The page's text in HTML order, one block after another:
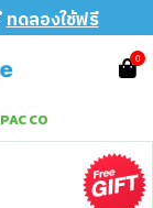
ทดลองใช้ฟรี
0
CO